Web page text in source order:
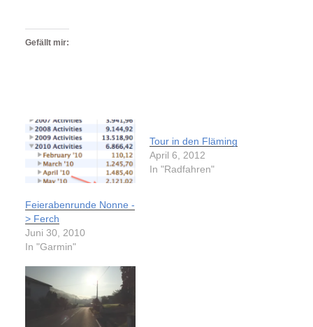
Gefällt mir:
Feierabenrunde Nonne -
> Ferch
Juni 30, 2010
In "Garmin"
Tour in den Fläming
April 6, 2012
In "Radfahren"